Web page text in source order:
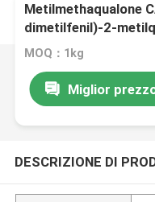
Metilmethaqualone
dimetilfenil)-2-
MOQ：1kg
Miglior
DESCRIZIONE DI